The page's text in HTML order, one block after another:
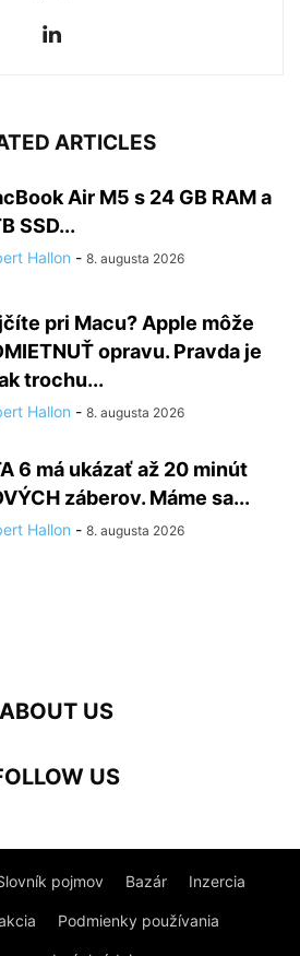
ARTICLES
Air M5 s 24 GB RAM a
SSD...
Hallon - 8. augusta 2026
pri Macu? Apple môže
opravu. Pravda je
trochu...
Hallon - 8. augusta 2026
6 má ukázať až 20 minút
záberov. Máme sa...
Hallon - 8. augusta 2026
ABOUT US
US
pojmov Bazár Inzercia
Podmienky používania